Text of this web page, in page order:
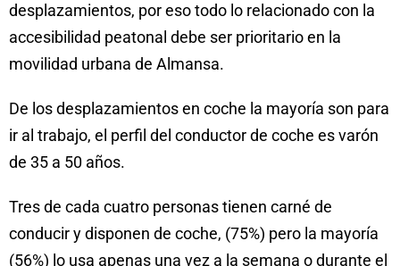
desplazamientos, por eso todo lo relacionado con la
accesibilidad peatonal debe ser prioritario en la
movilidad urbana de Almansa.
De los desplazamientos en coche la mayoría son para
ir al trabajo, el perfil del conductor de coche es varón
de 35 a 50 años.
Tres de cada cuatro personas tienen carné de
conducir y disponen de coche, (75%) pero la mayoría
(56%) lo usa apenas una vez a la semana o durante el